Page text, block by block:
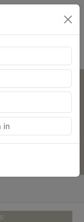
150cpm